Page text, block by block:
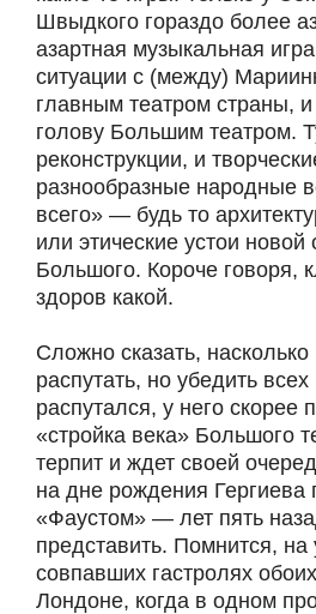
Швыдкого гораздо более
азартная музыкальная
ситуации с (между)
главным театром страны,
голову Большим театром.
реконструкции, и
разнообразные народные
всего» — будь то
или этические устои
Большого. Короче говоря,
здоров какой.
Сложно сказать,
распутать, но убедить
распутался, у него скорее
«стройка века» Большого
терпит и ждет своей
на дне рождения Гергиева
«Фаустом» — лет пять
представить. Помнится,
совпавших гастролях
Лондоне, когда в одном